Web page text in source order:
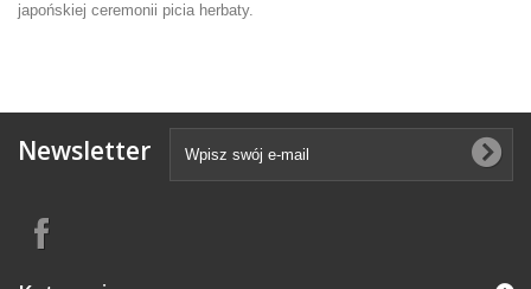
japońskiej ceremonii picia herbaty.
Newsletter